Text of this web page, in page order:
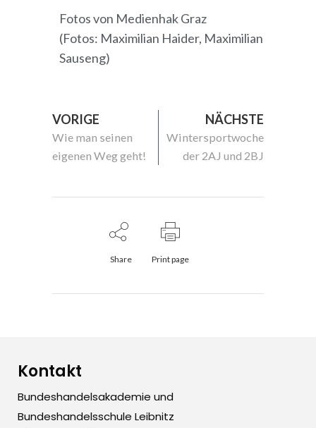
Fotos von Medienhak Graz
(Fotos: Maximilian Haider, Maximilian
Sauseng)
VORIGE
Wie man seinen
eigenen Weg geht!
NÄCHSTE
Wintersportwoche
der 2AJ und 2BJ
Share Print page
Kontakt
Bundeshandelsakademie und
Bundeshandelsschule Leibnitz